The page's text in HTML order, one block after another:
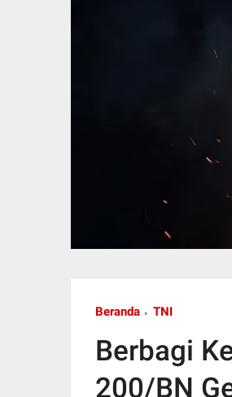
Beranda TNI
Berbagi
200/BN